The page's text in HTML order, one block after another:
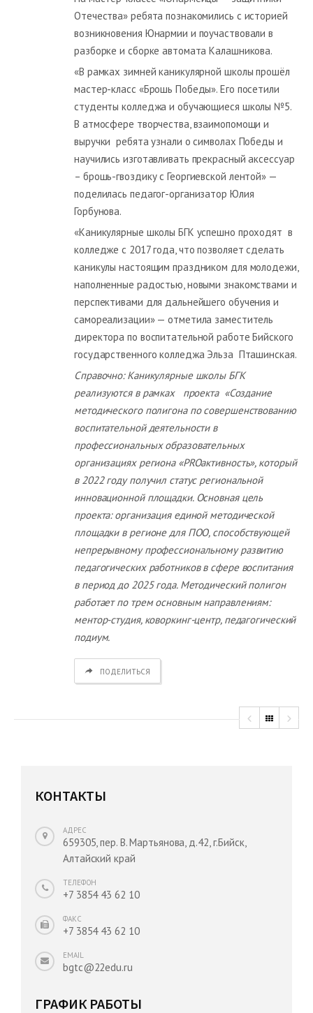
Отечества» ребята познакомились с историей
возникновения Юнармии и поучаствовали в
разборке и сборке автомата Калашникова.
«В рамках зимней каникулярной школы прошёл
мастер-класс «Брошь Победы». Его посетили
студенты колледжа и обучающиеся школы №5.
В атмосфере творчества, взаимопомощи и
выручки ребята узнали о символах Победы и
научились изготавливать прекрасный аксессуар
– брошь-гвоздику с Георгиевской лентой» —
поделилась педагог-организатор Юлия
Горбунова.
«Каникулярные школы БГК успешно проходят в
колледже с 2017 года, что позволяет сделать
каникулы настоящим праздником для молодежи,
наполненные радостью, новыми знакомствами и
перспективами для дальнейшего обучения и
самореализации» — отметила заместитель
директора по воспитательной работе Бийского
государственного колледжа Эльза Пташинская.
Справочно: Каникулярные школы БГК
реализуются в рамках проекта «Создание
методического полигона по совершенствованию
воспитательной деятельности в
профессиональных образовательных
организациях региона «PROактивность», который
в 2022 году получил статус региональной
инновационной площадки. Основная цель
проекта: организация единой методической
площадки в регионе для ПОО, способствующей
непрерывному профессиональному развитию
педагогических работников в сфере воспитания
в период до 2025 года. Методический полигон
работает по трем основным направлениям:
ментор-студия, коворкинг-центр, педагогический
подиум.
ПОДЕЛИТЬСЯ
КОНТАКТЫ
АДРЕС
659305, пер. В. Мартьянова, д.42, г.Бийск,
Алтайский край
ТЕЛЕФОН
+7 3854 43 62 10
ФАКС
+7 3854 43 62 10
EMAIL
bgtc@22edu.ru
ГРАФИК РАБОТЫ